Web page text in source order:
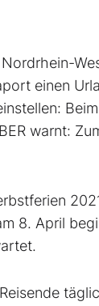
einen
warnt:
8. April